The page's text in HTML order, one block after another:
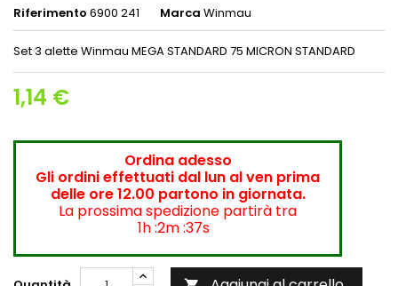
Riferimento 6900 241 Marca Winmau
Set 3 alette Winmau MEGA STANDARD 75 MICRON STANDARD
1,14 €
Ordina adesso
Gli ordini effettuati dal lun al ven prima
delle ore 12.00 partono in giornata.
La prossima spedizione partirà tra
1h :2m :37s